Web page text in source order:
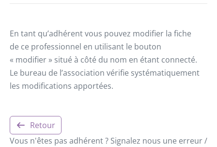
En tant qu’adhérent vous pouvez modifier la fiche
de ce professionnel en utilisant le bouton
« modifier » situé à côté du nom en étant connecté.
Le bureau de l’association vérifie systématiquement
les modifications apportées.
Retour
Vous n'êtes pas adhérent ? Signalez nous une erreur /